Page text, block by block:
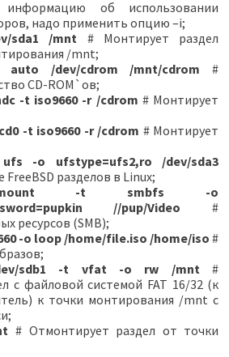
об использовании
надо применить опцию –i;
sda1 /mnt # Монтирует раздел
/mnt;
/dev/cdrom /mnt/cdrom #
CD-ROM`ов;
-t iso9660 -r /cdrom # Монтирует
-t iso9660 -r /cdrom # Монтирует
-o ufstype=ufs2,ro /dev/sda3
разделов в Linux;
-t smbfs -o
//pup/Video #
ресурсов (SMB);
-o loop /home/file.iso /home/iso#
sdb1 -t vfat -o rw /mnt#
с файловой системой FAT 16/32 (к
к точки монтирования /mnt с
# Отмонтирует раздел от точки